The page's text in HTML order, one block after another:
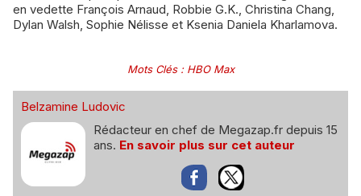
en vedette François Arnaud, Robbie G.K., Christina Chang,
Dylan Walsh, Sophie Nélisse et Ksenia Daniela Kharlamova.
Mots Clés: HBO Max
Belzamine Ludovic
Rédacteur en chef de Megazap.fr depuis 15
ans. En savoir plus sur cet auteur